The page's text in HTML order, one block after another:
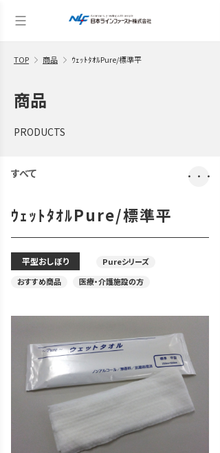
TOP 商品 ｳｪｯﾄﾀｵﾙPure/標準平
商品
PRODUCTS
すべて ・・・
ｳｪｯﾄﾀｵﾙPure/標準平
平型おしぼり
Pureシリーズ
おすすめ商品
医療・介護施設の方